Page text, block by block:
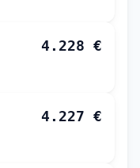
4.228 €
4.227 €